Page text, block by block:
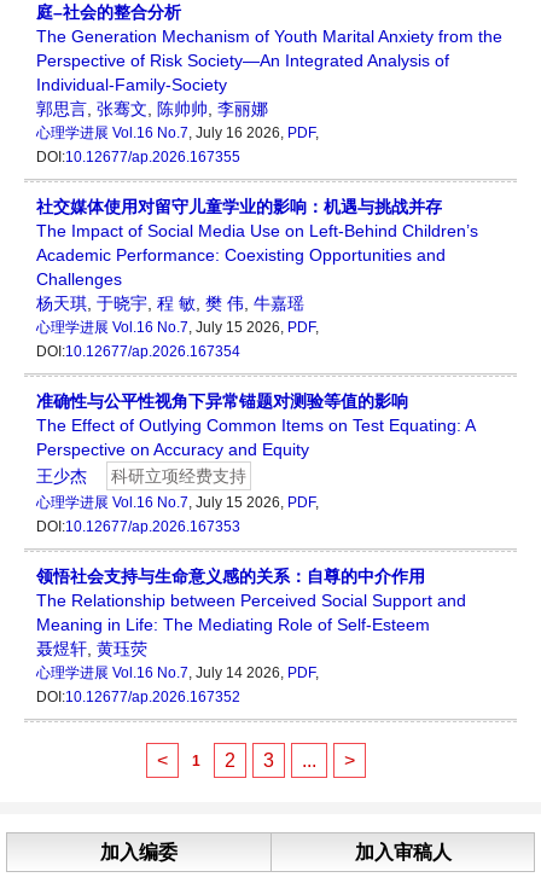
庭–社会的整合分析
The Generation Mechanism of Youth Marital Anxiety from the
Perspective of Risk Society—An Integrated Analysis of
Individual-Family-Society
郭思言 张骞文 陈帅帅 李丽娜
心理学进展 Vol.16 No.7, July 16 2026, PDF,
DOI:10.12677/ap.2026.167355
社交媒体使用对留守儿童学业的影响：机遇与挑战并存
The Impact of Social Media Use on Left-Behind Children’s
Academic Performance: Coexisting Opportunities and
Challenges
杨天琪 于晓宇 程 敏 樊 伟 牛嘉瑶
心理学进展 Vol.16 No.7, July 15 2026, PDF,
DOI:10.12677/ap.2026.167354
准确性与公平性视角下异常锚题对测验等值的影响
The Effect of Outlying Common Items on Test Equating: A
Perspective on Accuracy and Equity
王少杰
科研立项经费支持
心理学进展 Vol.16 No.7, July 15 2026, PDF,
DOI:10.12677/ap.2026.167353
领悟社会支持与生命意义感的关系：自尊的中介作用
The Relationship between Perceived Social Support and
Meaning in Life: The Mediating Role of Self-Esteem
聂煜轩 黄珏荧
心理学进展 Vol.16 No.7, July 14 2026, PDF,
DOI:10.12677/ap.2026.167352
< 1 2 3 ... >
加入编委 加入审稿人